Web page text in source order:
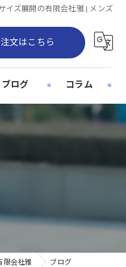
イズ展開の有限会社雅 | メンズ
注文はこちら
ブログ コラム
限会社雅 ブログ